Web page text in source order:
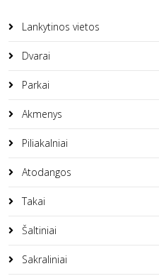
Lankytinos vietos
Dvarai
Parkai
Akmenys
Piliakalniai
Atodangos
Takai
Šaltiniai
Sakraliniai